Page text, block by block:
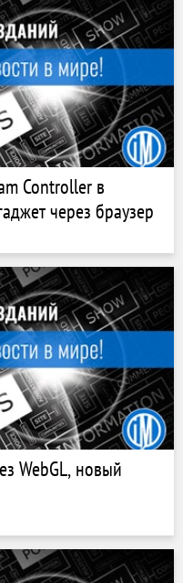
Controller в
через браузер
WebGL, новый